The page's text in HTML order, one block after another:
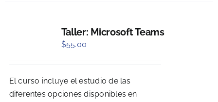
Taller: Microsoft Teams
$55.00
El curso incluye el estudio de las
diferentes opciones disponibles en